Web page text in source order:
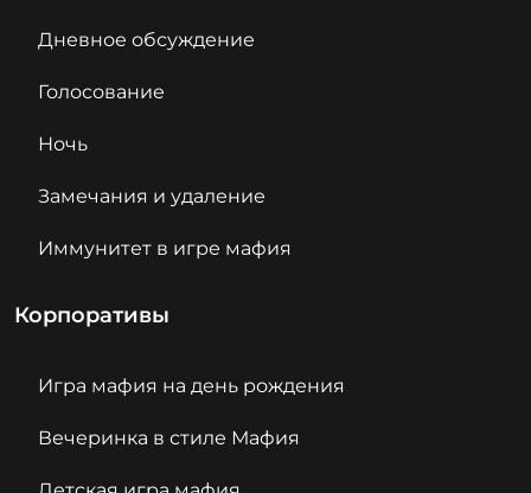
Дневное обсуждение
Голосование
Ночь
Замечания и удаление
Иммунитет в игре мафия
Корпоративы
Игра мафия на день рождения
Вечеринка в стиле Мафия